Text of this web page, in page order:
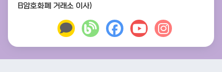
B암호화폐 거래소 이사)